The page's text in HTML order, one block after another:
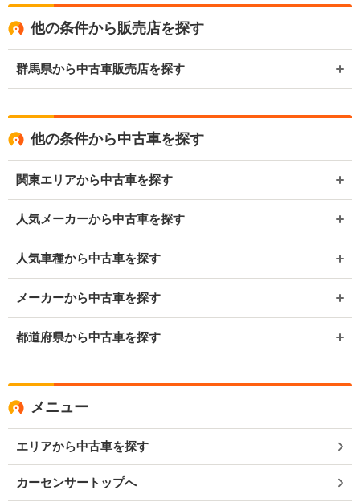
他の条件から販売店を探す
群馬県から中古車販売店を探す
他の条件から中古車を探す
関東エリアから中古車を探す
人気メーカーから中古車を探す
人気車種から中古車を探す
メーカーから中古車を探す
都道府県から中古車を探す
メニュー
エリアから中古車を探す
カーセンサートップへ